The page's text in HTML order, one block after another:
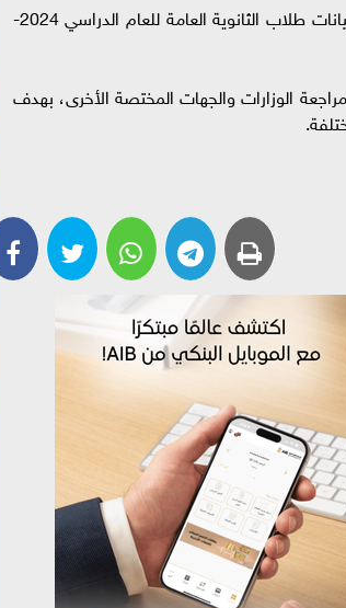
وتابع المتحدث الرسمي باسم رئاسة مجلس الوزراء أن الاجتماع استعرض بيانات طلاب الثانوية العامة للعام الدراسي 2024-
الوزارات والجهات المختصة الأخرى، بهدف